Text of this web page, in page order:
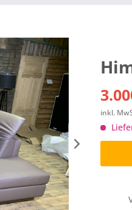
inkl.